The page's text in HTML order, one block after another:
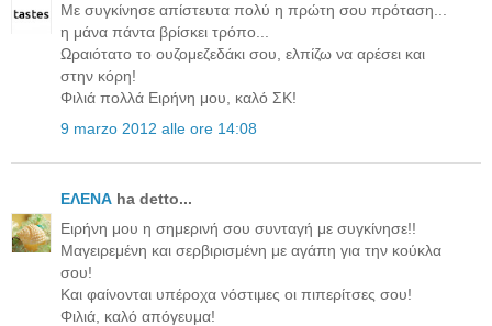
Με συγκίνησε απίστευτα πολύ η πρώτη σου πρόταση...
η μάνα πάντα βρίσκει τρόπο...
Ωραιότατο το ουζομεζεδάκι σου, ελπίζω να αρέσει και
στην κόρη!
Φιλιά πολλά Ειρήνη μου, καλό ΣΚ!
9 marzo 2012 alle ore 14:08
ΕΛΕΝΑ ha detto...
Ειρήνη μου η σημερινή σου συνταγή με συγκίνησε!!
Μαγειρεμένη και σερβιρισμένη με αγάπη για την κούκλα
σου!
Και φαίνονται υπέροχα νόστιμες οι πιπερίτσες σου!
Φιλιά, καλό απόγευμα!